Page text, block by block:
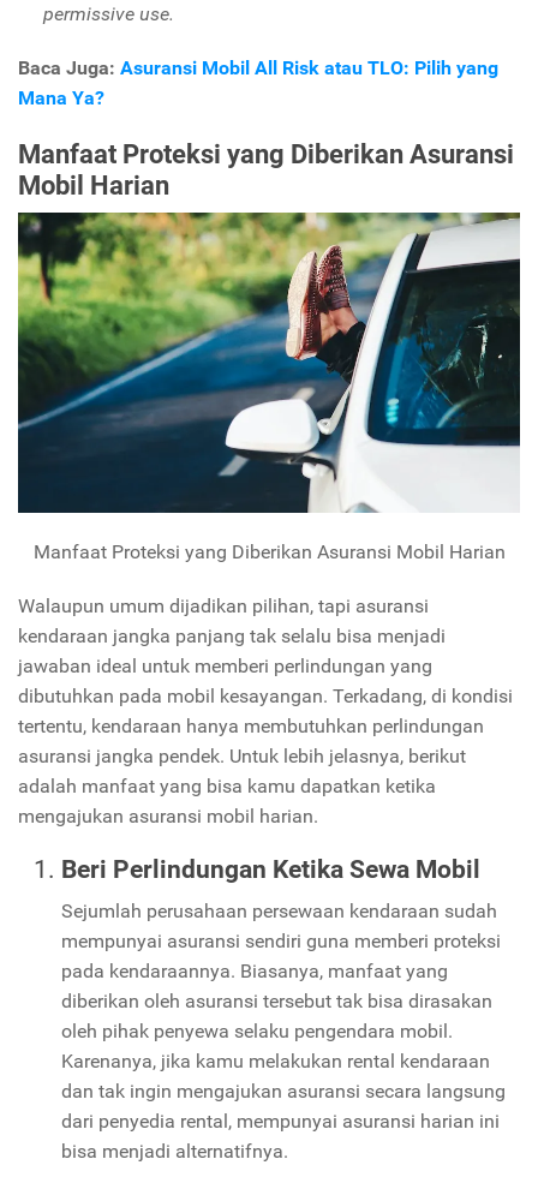
permissive use.
Baca Juga: Asuransi Mobil All Risk atau TLO: Pilih yang
Mana Ya?
Manfaat Proteksi yang Diberikan Asuransi
Mobil Harian
Manfaat Proteksi yang Diberikan Asuransi Mobil Harian
Walaupun umum dijadikan pilihan, tapi asuransi
kendaraan jangka panjang tak selalu bisa menjadi
jawaban ideal untuk memberi perlindungan yang
dibutuhkan pada mobil kesayangan. Terkadang, di kondisi
tertentu, kendaraan hanya membutuhkan perlindungan
asuransi jangka pendek. Untuk lebih jelasnya, berikut
adalah manfaat yang bisa kamu dapatkan ketika
mengajukan asuransi mobil harian.
Beri Perlindungan Ketika Sewa Mobil
Sejumlah perusahaan persewaan kendaraan sudah
mempunyai asuransi sendiri guna memberi proteksi
pada kendaraannya. Biasanya, manfaat yang
diberikan oleh asuransi tersebut tak bisa dirasakan
oleh pihak penyewa selaku pengendara mobil.
Karenanya, jika kamu melakukan rental kendaraan
dan tak ingin mengajukan asuransi secara langsung
dari penyedia rental, mempunyai asuransi harian ini
bisa menjadi alternatifnya.